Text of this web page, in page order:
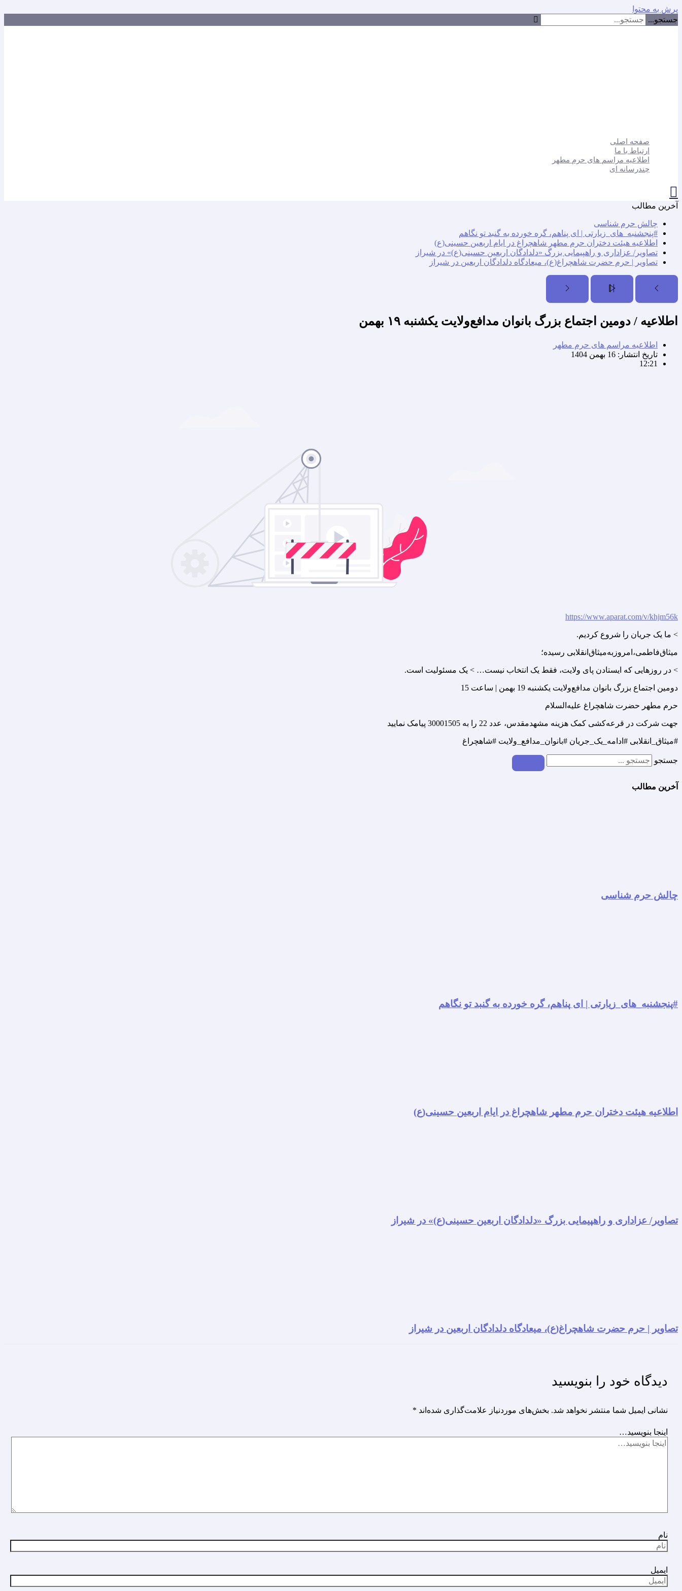
پرش به محتوا
جستجو...
صفحه اصلی
ارتباط با ما
اطلاعیه مراسم های حرم مطهر
چندرسانه ای
آخرین مطالب
چالش حرم شناسی
#پنجشنبه_های_زیارتی | ای پناهم، گره خورده به گنبد تو نگاهم
اطلاعیه هیئت دختران حرم مطهر شاهچراغ در ایام اربعین حسینی(ع)
تصاویر/ عزاداری و راهپیمایی بزرگ «دلدادگان اربعین حسینی(ع)» در شیراز
تصاویر | حرم حضرت شاهچراغ(ع)، میعادگاه دلدادگان اربعین در شیراز
اطلاعیه / دومین اجتماع بزرگ بانوان مدافع‌ولایت یکشنبه ۱۹ بهمن
اطلاعیه مراسم های حرم مطهر
تاریخ انتشار: 16 بهمن 1404
12:21
https://www.aparat.com/v/khjm56k
> ما یک جریان را شروع کردیم.
میثاق‌فاطمی،امروزبه‌میثاق‌انقلابی رسیده؛
> در روزهایی که ایستادن پای ولایت، فقط یک انتخاب نیست… > یک مسئولیت است.
دومین اجتماع بزرگ بانوان مدافع‌ولایت یکشنبه 19 بهمن | ساعت 15
حرم مطهر حضرت شاهچراغ علیه‌السلام
جهت شرکت در قرعه‌کشی کمک هزینه مشهدمقدس، عدد 22 را به 30001505 پیامک نمایید
#میثاق_انقلابی #ادامه_یک_جریان #بانوان_مدافع_ولایت #شاهچراغ
جستجو
آخرین مطالب
چالش حرم شناسی
#پنجشنبه_های_زیارتی | ای پناهم، گره خورده به گنبد تو نگاهم
اطلاعیه هیئت دختران حرم مطهر شاهچراغ در ایام اربعین حسینی(ع)
تصاویر/ عزاداری و راهپیمایی بزرگ «دلدادگان اربعین حسینی(ع)» در شیراز
تصاویر | حرم حضرت شاهچراغ(ع)، میعادگاه دلدادگان اربعین در شیراز
دیدگاه‌ خود را بنویسید
نشانی ایمیل شما منتشر نخواهد شد. بخش‌های موردنیاز علامت‌گذاری شده‌اند *
اینجا بنویسید…
نام
ایمیل